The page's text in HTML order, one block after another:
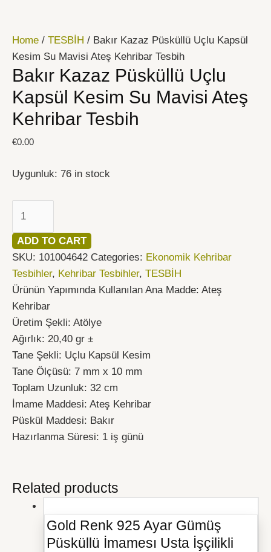
Home / TESBİH / Bakır Kazaz Püsküllü Uçlu Kapsül
Kesim Su Mavisi Ateş Kehribar Tesbih
Bakır Kazaz Püsküllü Uçlu
Kapsül Kesim Su Mavisi Ateş
Kehribar Tesbih
€0.00
Uygunluk: 76 in stock
Püsküllü
Uçlu
Kapsül
Kesim
Su
Mavisi
Ateş
Tesbih
ADD TO CART
SKU: 101004642 Categories: Ekonomik Kehribar
Tesbihler, Kehribar Tesbihler, TESBİH
Ürünün Yapımında Kullanılan Ana Madde: Ateş
Kehribar
Üretim Şekli: Atölye
Ağırlık: 20,40 gr ±
Tane Şekli: Uçlu Kapsül Kesim
Tane Ölçüsü: 7 mm x 10 mm
Toplam Uzunluk: 32 cm
İmame Maddesi: Ateş Kehribar
Püskül Maddesi: Bakır
Hazırlanma Süresi: 1 iş günü
Related products
Gold Renk 925 Ayar Gümüş
Püsküllü İmamesı Usta İşçilikli